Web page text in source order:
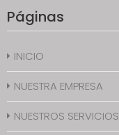
Páginas
INICIO
NUESTRA EMPRESA
NUESTROS SERVICIOS